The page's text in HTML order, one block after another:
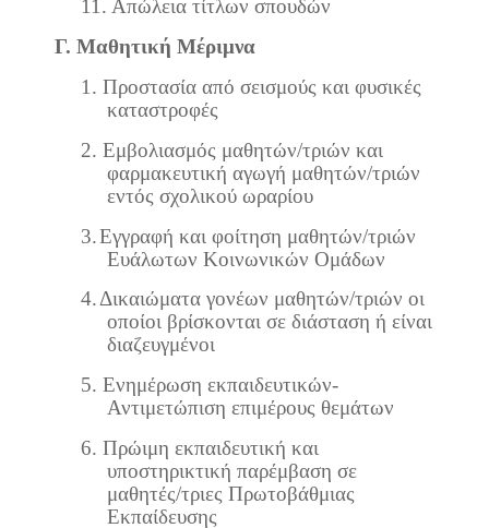
11. Απώλεια τίτλων σπουδών
Γ. Μαθητική Μέριμνα
1. Προστασία από σεισμούς και φυσικές
καταστροφές
2. Εμβολιασμός μαθητών/τριών και
φαρμακευτική αγωγή μαθητών/τριών
εντός σχολικού ωραρίου
3.Εγγραφή και φοίτηση μαθητών/τριών
Ευάλωτων Κοινωνικών Ομάδων
4.Δικαιώματα γονέων μαθητών/τριών οι
οποίοι βρίσκονται σε διάσταση ή είναι
διαζευγμένοι
5. Ενημέρωση εκπαιδευτικών-
Αντιμετώπιση επιμέρους θεμάτων
6. Πρώιμη εκπαιδευτική και
υποστηρικτική παρέμβαση σε
μαθητές/τριες Πρωτοβάθμιας
Εκπαίδευσης